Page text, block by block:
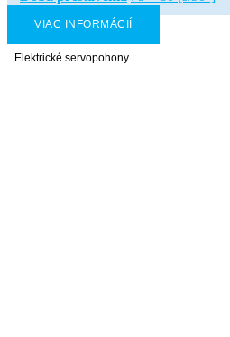
VIAC INFORMÁCIÍ
Elektrické servopohony